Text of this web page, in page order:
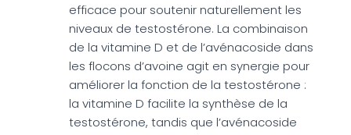
efficace pour soutenir naturellement les
niveaux de testostérone. La combinaison
de la vitamine D et de l’avénacoside dans
les flocons d’avoine agit en synergie pour
améliorer la fonction de la testostérone :
la vitamine D facilite la synthèse de la
testostérone, tandis que l’avénacoside